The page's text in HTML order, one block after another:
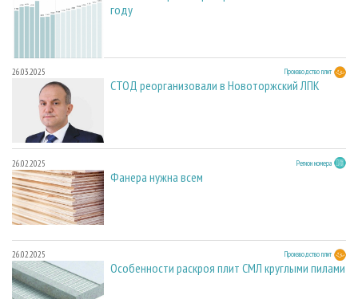
году
26.03.2025 Производство плит
СТОД реорганизовали в Новоторжский ЛПК
26.02.2025 Регион номера
Фанера нужна всем
26.02.2025 Производство плит
Особенности раскроя плит СМЛ круглыми пилами